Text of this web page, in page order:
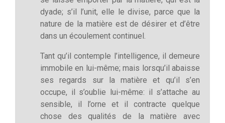
dyade; s’il l’unit, elle le divise, parce que la
nature de la matière est de désirer et d’être
dans un écoulement continuel.
Tant qu’il contemple l’intelligence, il demeure
immobile en lui-même; mais lorsqu’il abaisse
ses regards sur la matière et qu’il s’en
occupe, il s’oublie lui-même: il s’attache au
sensible, il l’orne et il contracte quelque
chose des qualités de la matière avec